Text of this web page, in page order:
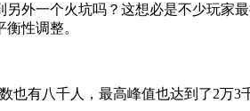
外一个火坑吗？这想必是不少玩家
性调整。
也有八千人，最高峰值也达到了2万3